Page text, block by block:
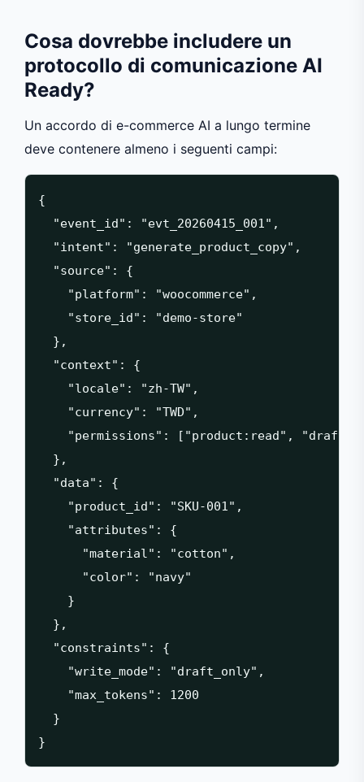
Cosa dovrebbe includere un
protocollo di comunicazione AI
Ready?
Un accordo di e-commerce AI a lungo termine
deve contenere almeno i seguenti campi:
{
  "event_id": "evt_20260415_001",
  "intent": "generate_product_copy",
  "source": {
    "platform": "woocommerce",
    "store_id": "demo-store"
  },
  "context": {
    "locale": "zh-TW",
    "currency": "TWD",
"permissions": ["product:read",
  },
  "data": {
    "product_id": "SKU-001",
    "attributes": {
      "material": "cotton",
      "color": "navy"
    }
  },
  "constraints": {
    "write_mode": "draft_only",
    "max_tokens": 1200
  }